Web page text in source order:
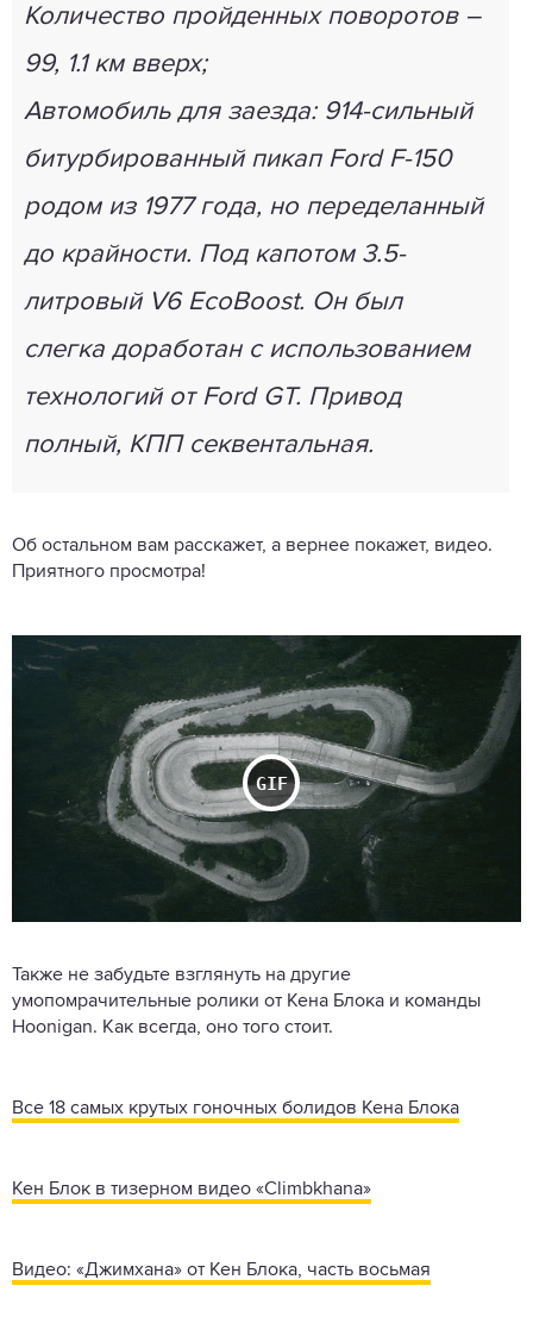
Количество пройденных поворотов –
99, 1.1 км вверх;
Автомобиль для заезда: 914-сильный
битурбированный пикап Ford F-150
родом из 1977 года, но переделанный
до крайности. Под капотом 3.5-
литровый V6 EcoBoost. Он был
слегка доработан с использованием
технологий от Ford GT. Привод
полный, КПП секвентальная.
Об остальном вам расскажет, а вернее покажет, видео.
Приятного просмотра!
Также не забудьте взглянуть на другие
умопомрачительные ролики от Кена Блока и команды
Hoonigan. Как всегда, оно того стоит.
Все 18 самых крутых гоночных болидов Кена Блока
Кен Блок в тизерном видео «Climbkhana»
Видео: «Джимхана» от Кен Блока, часть восьмая